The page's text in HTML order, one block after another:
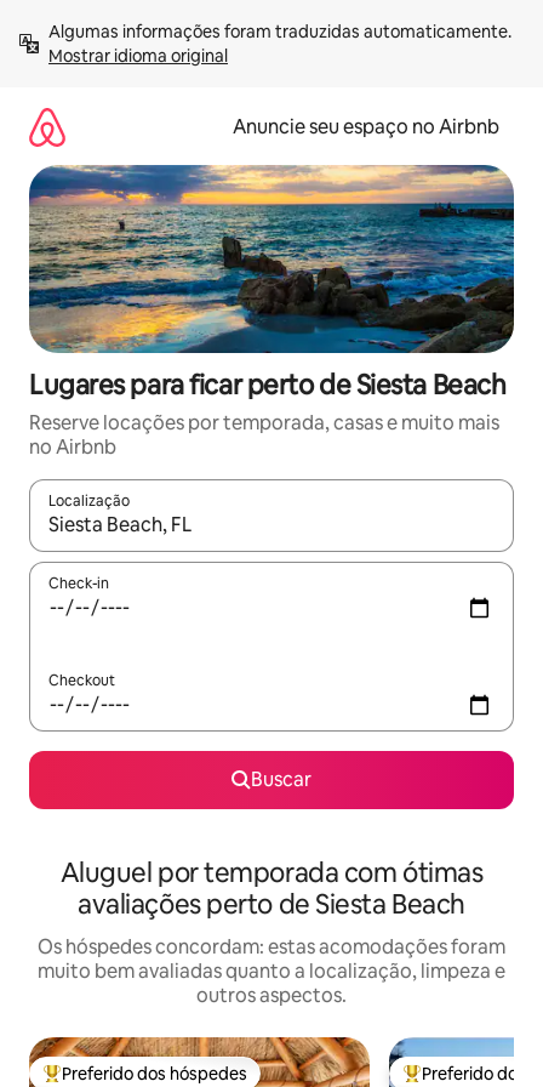
para
Mostrar idioma original
Anuncie seu espaço no Airbnb
Lugares para ficar perto de Siesta Beach
Reserve locações por temporada, casas e muito mais
no Airbnb
Localização
Quando os resultados estiverem disponíveis, explore-os
Check-in
Checkout
Buscar
Aluguel por temporada com ótimas
avaliações perto de Siesta Beach
Os hóspedes concordam: estas acomodações foram
muito bem avaliadas quanto a localização, limpeza e
outros aspectos.
Preferido dos hóspedes Preferido dos